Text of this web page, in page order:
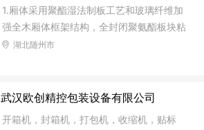
和舒适等，设计出产品的强中弱分部位加
压，托胸、护脊等功能点，保证在穿着
1.厢体采用聚酯湿法制板工艺和玻璃纤维加
强全木厢体框架结构，全封闭聚氨酯板块粘
接法； 冷藏车厢体改装 2.厢板材质：内外
门厚度80mm； 3.配件：厢体周边2.5mm
碰胶皮4块，不锈钢门框， 不锈钢合页，箱
湖北随州市
武汉欧创精控包装设备有限公司
开箱机，封箱机，打包机，收缩机，贴标